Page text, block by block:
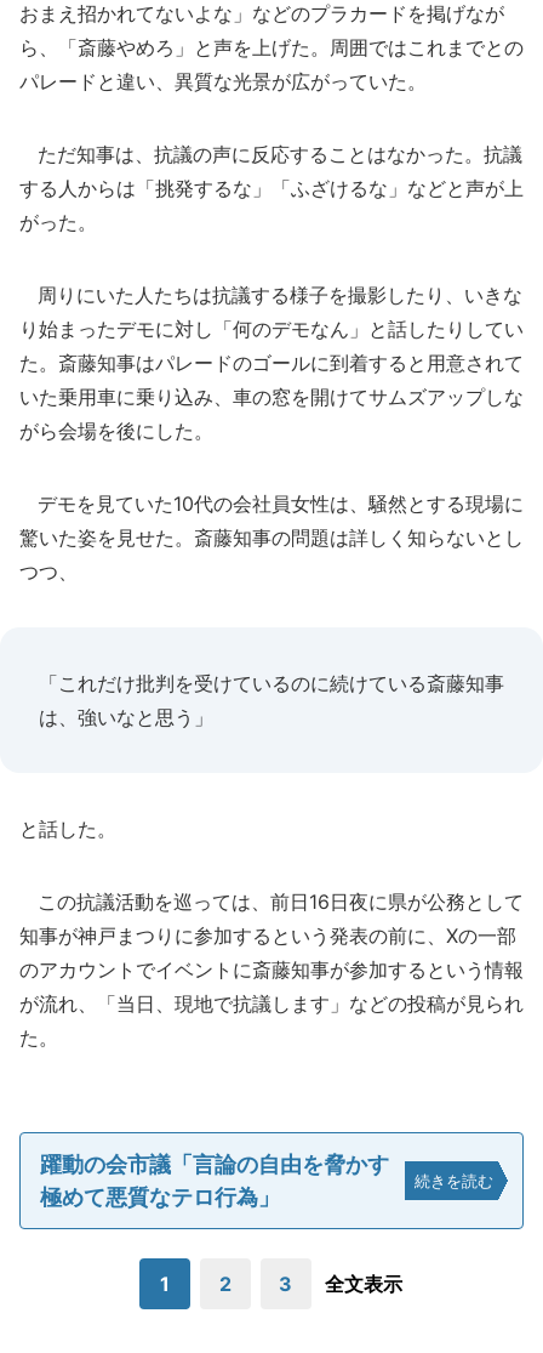
おまえ招かれてないよな」などのプラカードを掲げなが
ら、「斎藤やめろ」と声を上げた。周囲ではこれまでとの
パレードと違い、異質な光景が広がっていた。
ただ知事は、抗議の声に反応することはなかった。抗議
する人からは「挑発するな」「ふざけるな」などと声が上
がった。
周りにいた人たちは抗議する様子を撮影したり、いきな
り始まったデモに対し「何のデモなん」と話したりしてい
た。斎藤知事はパレードのゴールに到着すると用意されて
いた乗用車に乗り込み、車の窓を開けてサムズアップしな
がら会場を後にした。
デモを見ていた10代の会社員女性は、騒然とする現場に
驚いた姿を見せた。斎藤知事の問題は詳しく知らないとし
つつ、
「これだけ批判を受けているのに続けている斎藤知事
は、強いなと思う」
と話した。
この抗議活動を巡っては、前日16日夜に県が公務として
知事が神戸まつりに参加するという発表の前に、Xの一部
のアカウントでイベントに斎藤知事が参加するという情報
が流れ、「当日、現地で抗議します」などの投稿が見られ
た。
躍動の会市議「言論の自由を脅かす
極めて悪質なテロ行為」
続きを読む
1 2 3 全文表示